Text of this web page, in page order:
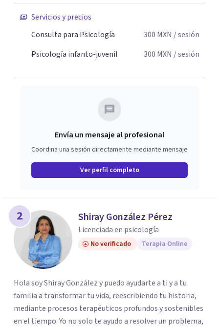
Servicios y precios
Consulta para Psicología
300 MXN / sesión
Psicología infanto-juvenil
300 MXN / sesión
Envía un mensaje al profesional
Coordina una sesión directamente mediante mensaje
Ver perfil completo
2 Shiray González Pérez
Licenciada en psicología
No verificado Terapia Online
Hola soy Shiray González y puedo ayudarte a ti y a tu
familia a transformar tu vida, reescribiendo tu historia,
mediante procesos terapéuticos profundos y sostenibles
en el tiempo. Yo no solo te ayudo a resolver un problema,